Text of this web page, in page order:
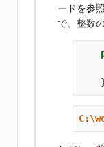
ードを参
で、整数